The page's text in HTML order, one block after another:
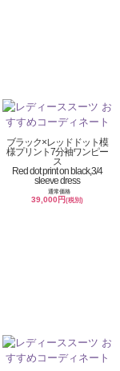
ブラック×レッドドット模
様プリント7分袖ワンピー
ス
Red dot print on black,3/4
sleeve dress
通常価格
39,000円(税別)